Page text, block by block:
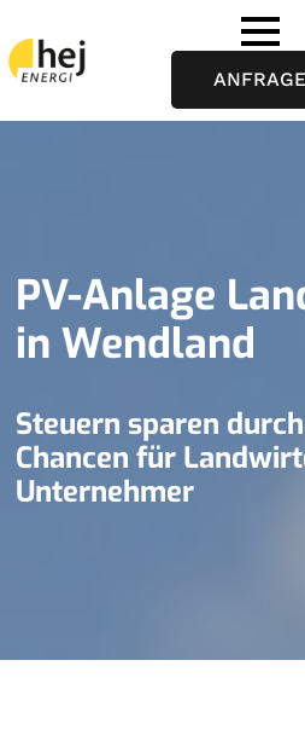
ANFRAGE
PV-Anlage
in Wendland
Steuern sparen
Chancen für
Unternehmer